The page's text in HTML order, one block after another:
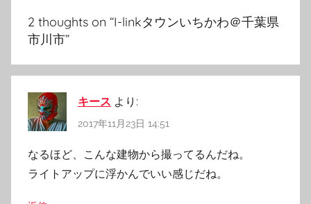
ョ
ン
2 thoughts on “I-linkタウンいちかわ＠千葉県
市川市”
キース より:
2017年11月23日 14:51
なるほど、こんな建物から撮ってるんだね。
ライトアップに浮かんでいい感じだね。